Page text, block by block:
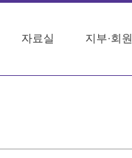
자료실 지부·회